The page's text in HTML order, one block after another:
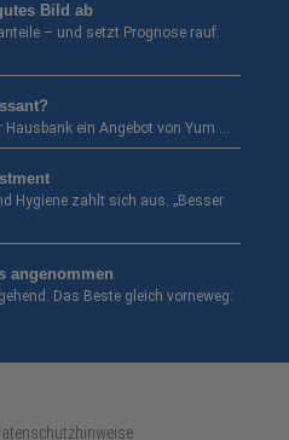
Bild ab
– und setzt Prognose rauf.
Hausbank ein Angebot von Yum …
Hygiene zahlt sich aus. „Besser
angenommen
Das Beste gleich vorneweg: